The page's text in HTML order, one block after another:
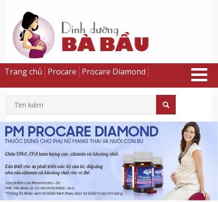
Trang chủ Procare Procare Diamond